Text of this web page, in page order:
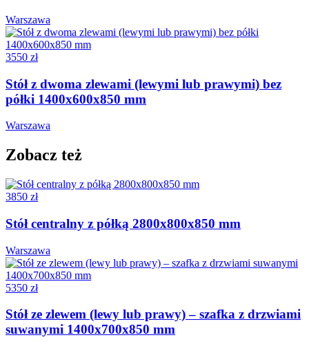
Warszawa
3550 zł
Stół z dwoma zlewami (lewymi lub prawymi) bez
półki 1400x600x850 mm
Warszawa
Zobacz też
3850 zł
Stół centralny z półką 2800x800x850 mm
Warszawa
5350 zł
Stół ze zlewem (lewy lub prawy) – szafka z drzwiami
suwanymi 1400x700x850 mm